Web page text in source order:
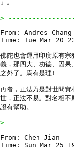
」。
>
From: Andres Chang
Time: Tue Mar 20
佛陀也會運用印度原有宗
義，那四大、功德、因果
之外了。焉有是理!
再者，正法乃是對世間實
世，正法不易。對名相不
證有幫助。
>
From: Chen Jian
Time: Sun Mar 25